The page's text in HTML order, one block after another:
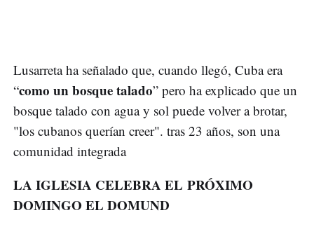
Lusarreta ha señalado que, cuando llegó, Cuba era
“como un bosque talado” pero ha explicado que un
bosque talado con agua y sol puede volver a brotar,
"los cubanos querían creer". tras 23 años, son una
comunidad integrada
LA IGLESIA CELEBRA EL PRÓXIMO
DOMINGO EL DOMUND